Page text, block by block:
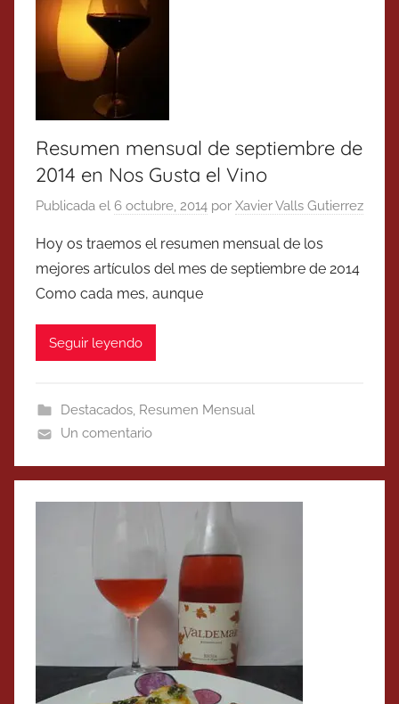
Resumen mensual de septiembre de
2014 en Nos Gusta el Vino
Publicada el 6 octubre, 2014 por Xavier Valls Gutierrez
Hoy os traemos el resumen mensual de los
mejores artículos del mes de septiembre de 2014
Como cada mes, aunque
Seguir leyendo
Destacados, Resumen Mensual
Un comentario